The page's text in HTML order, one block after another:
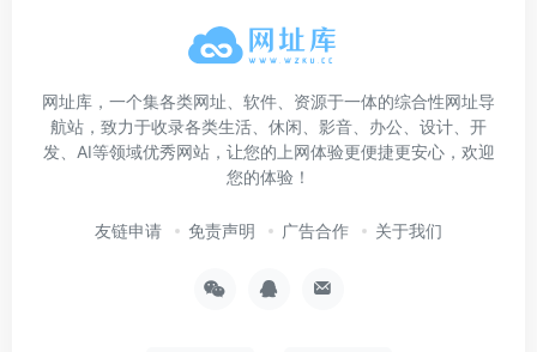
网址库，一个集各类网址、软件、资源于一体的综合性网址导
航站，致力于收录各类生活、休闲、影音、办公、设计、开
发、AI等领域优秀网站，让您的上网体验更便捷更安心，欢迎
您的体验！
友链申请 免责声明 广告合作 关于我们